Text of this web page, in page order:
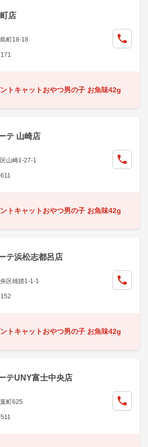
店
町18-18
トキャットおやつ男の子 お魚味42g
テ 山崎店
山崎1-27-1
トキャットおやつ男の子 お魚味42g
テ浜松志都呂店
区雄踏1-1-1
トキャットおやつ男の子 お魚味42g
テUNY富士中央店
町625